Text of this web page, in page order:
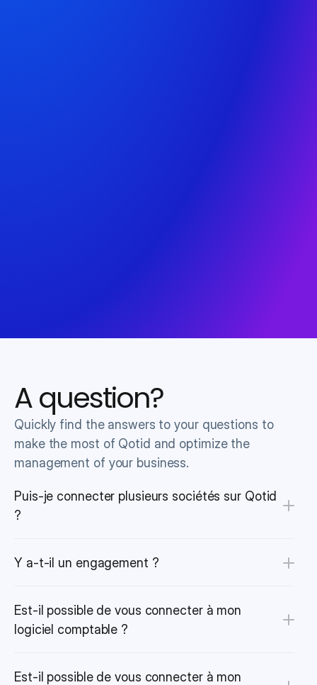
A question?
Quickly find the answers to your questions to
make the most of Qotid and optimize the
management of your business.
Puis-je connecter plusieurs sociétés sur Qotid
?
Y a-t-il un engagement ?
Est-il possible de vous connecter à mon
logiciel comptable ?
Est-il possible de vous connecter à mon